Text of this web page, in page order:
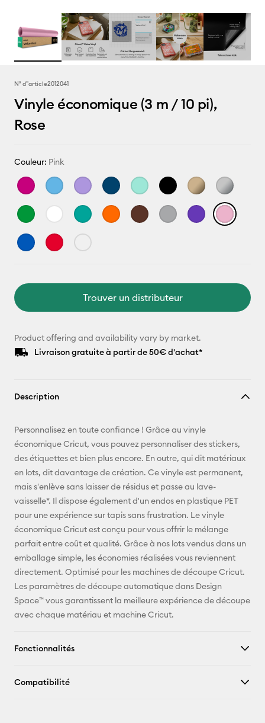
N° d''article2012041
Vinyle économique (3 m / 10 pi),
Rose
Couleur: Pink
Trouver un distributeur
Product offering and availability vary by market.
Livraison gratuite à partir de 50€ d'achat*
Description
Personnalisez en toute confiance ! Grâce au vinyle
économique Cricut, vous pouvez personnaliser des stickers,
des étiquettes et bien plus encore. En outre, qui dit matériaux
en lots, dit davantage de création. Ce vinyle est permanent,
mais s'enlève sans laisser de résidus et passe au lave-
vaisselle*. Il dispose également d'un endos en plastique PET
pour une expérience sur tapis sans frustration. Le vinyle
économique Cricut est conçu pour vous offrir le mélange
parfait entre coût et qualité. Grâce à nos lots vendus dans un
emballage simple, les économies réalisées vous reviennent
directement. Optimisé pour les machines de découpe Cricut.
Les paramètres de découpe automatique dans Design
Space™ vous garantissent la meilleure expérience de découpe
avec chaque matériau et machine Cricut.
Fonctionnalités
Compatibilité